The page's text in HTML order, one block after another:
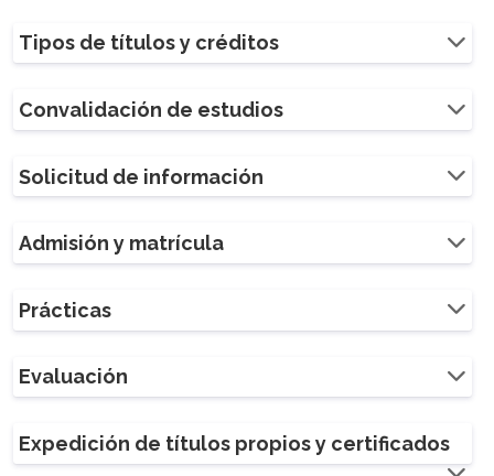
Tipos de títulos y créditos
Convalidación de estudios
Solicitud de información
Admisión y matrícula
Prácticas
Evaluación
Expedición de títulos propios y certificados